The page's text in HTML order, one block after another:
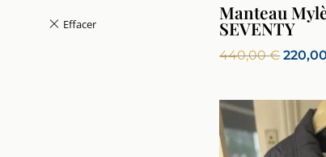
Manteau
SEVENTY
440,00€Le
initial
était :